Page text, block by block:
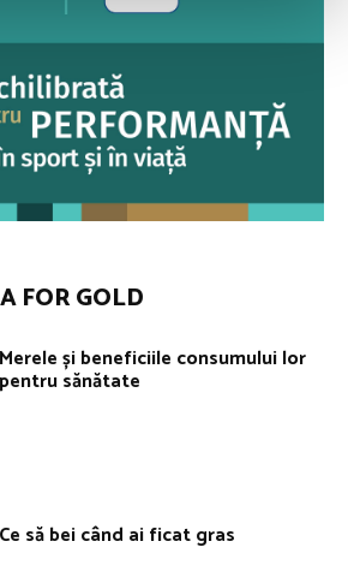
FOR GOLD
Merele și beneficiile consumului lor
pentru sănătate
Ce să bei când ai ficat gras